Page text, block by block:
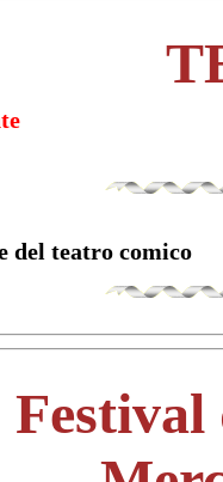
del teatro comico
Festival